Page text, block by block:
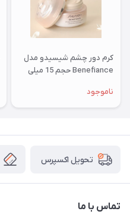
کرم دور چشم شیسیدو مدل
Benefiance حجم 15 میلی
ناموجود
تحویل اکسپرس
تماس با ما